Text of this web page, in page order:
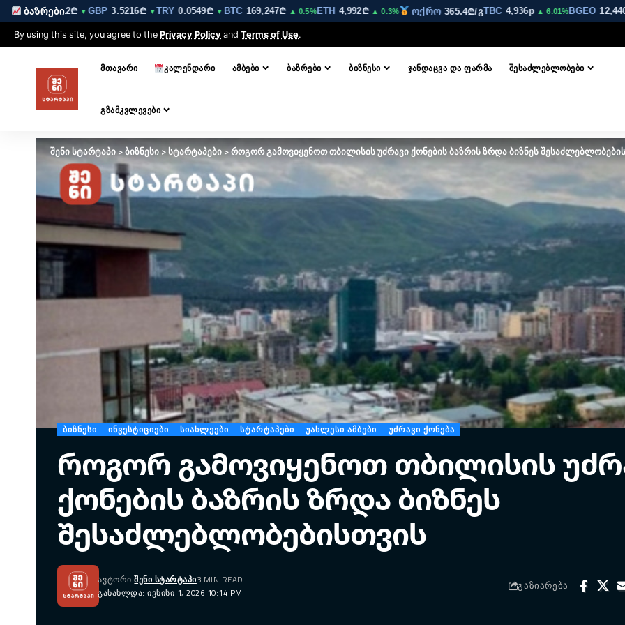
ბაზრები
3.0212₾▼GBP 3.5216₾▼TRY 0.0549₾▼BTC 169,247₾▲ 0.5% ETH4,992₾▲ 0.3% ოქრო365.4₾/გTBC4,936p▲ 6.01%BGEO12,440p▲
By using this site, you agree to thePrivacy Policyand Terms of Use.
ᲛᲗᲐᲕᲐᲠᲘ ᲙᲐᲚᲔᲜᲓᲐᲠᲘ ᲐᲛᲑᲔᲑᲘ ᲑᲐᲖᲠᲔᲑᲘ ᲑᲘᲖᲜᲔᲡᲘ ᲯᲐᲜᲓᲐᲪᲕᲐ ᲓᲐ ᲤᲐᲠᲛᲐ ᲨᲔᲡᲐᲫᲚᲔᲑᲚᲝᲑᲔᲑᲘ
ᲒᲖᲐᲛᲙᲕᲚᲔᲕᲔᲑᲘ
შენი სტარტაპი>ბიზნესი>სტარტაპები>როგორ გამოვიყენოთ თბილისის უძრავი ქონების ბაზრის ზრდა ბიზნეს
ᲑᲘᲖᲜᲔᲡᲘ ᲘᲜᲕᲔᲡᲢᲘᲪᲘᲔᲑᲘ ᲡᲘᲐᲮᲚᲔᲔᲑᲘ ᲡᲢᲐᲠᲢᲐᲞᲔᲑᲘ ᲣᲐᲮᲚᲔᲡᲘ ᲐᲛᲑᲔᲑᲘ ᲣᲫᲠᲐᲕᲘ ᲥᲝᲜᲔᲑᲐ
როგორ გამოვიყენოთ თბილისის
ქონების ბაზრის ზრდა ბიზნეს
შესაძლებლობებისთვის
ᲒᲐᲜᲐᲮᲚᲓᲐ: ᲘᲕᲜᲘᲡᲘ 1, 2026 10:14 PM
ᲐᲕᲢᲝᲠᲘ:ᲨᲔᲜᲘ ᲡᲢᲐᲠᲢᲐᲞᲘ3 MIN READ ᲒᲐᲖᲘᲐᲠᲔᲑᲐ